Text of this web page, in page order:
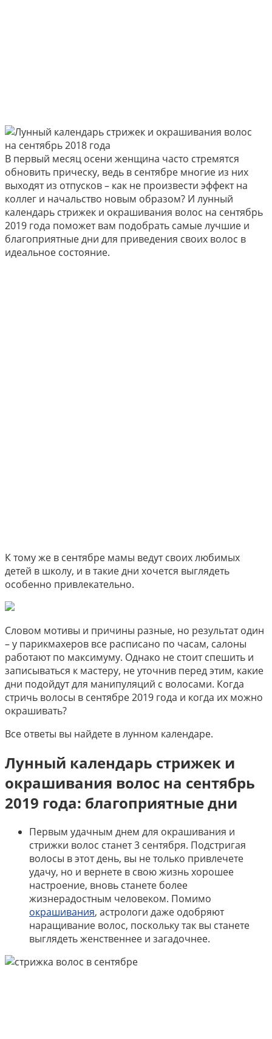
В первый месяц осени женщина часто стремятся
обновить прическу, ведь в сентябре многие из них
выходят из отпусков – как не произвести эффект на
коллег и начальство новым образом? И лунный
календарь стрижек и окрашивания волос на сентябрь
2019 года поможет вам подобрать самые лучшие и
благоприятные дни для приведения своих волос в
идеальное состояние.
К тому же в сентябре мамы ведут своих любимых
детей в школу, и в такие дни хочется выглядеть
особенно привлекательно.
Словом мотивы и причины разные, но результат один
– у парикмахеров все расписано по часам, салоны
работают по максимуму. Однако не стоит спешить и
записываться к мастеру, не уточнив перед этим, какие
дни подойдут для манипуляций с волосами. Когда
стричь волосы в сентябре 2019 года и когда их можно
окрашивать?
Все ответы вы найдете в лунном календаре.
Лунный календарь стрижек и
окрашивания волос на сентябрь
2019 года: благоприятные дни
Первым удачным днем для окрашивания и
стрижки волос станет 3 сентября. Подстригая
волосы в этот день, вы не только привлечете
удачу, но и вернете в свою жизнь хорошее
настроение, вновь станете более
жизнерадостным человеком. Помимо
окрашивания, астрологи даже одобряют
наращивание волос, поскольку так вы станете
выглядеть женственнее и загадочнее.